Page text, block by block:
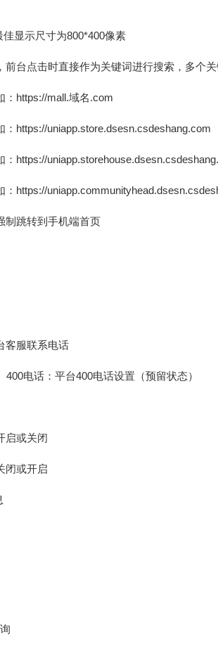
显示尺寸为800*400像素
台点击时直接作为关键词进行搜索，多个
https://mall.域名.com
https://uniapp.store.dsesn.csdeshang.com
https://
https://
制跳转到手机端首页
客服联系电话
电话：平台400电话设置（预留状态）
启或关闭
闭或开启